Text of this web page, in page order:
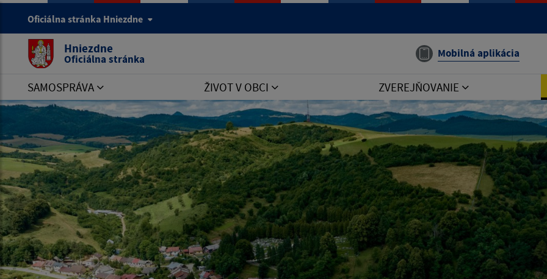
Oficiálna stránka Hniezdne
Hniezdne
Oficiálna stránka Mobilná aplikácia
SAMOSPRÁVA ŽIVOT V OBCI ZVEREJŇOVANIE